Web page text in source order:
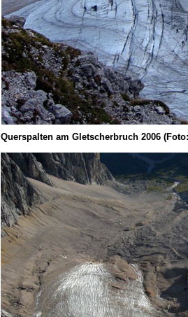
Querspalten am Gletscherbruch 2006